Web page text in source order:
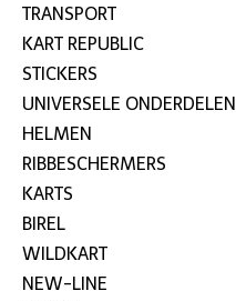
TRANSPORT
KART REPUBLIC
STICKERS
UNIVERSELE ONDERDELEN
HELMEN
RIBBESCHERMERS
KARTS
BIREL
WILDKART
NEW-LINE